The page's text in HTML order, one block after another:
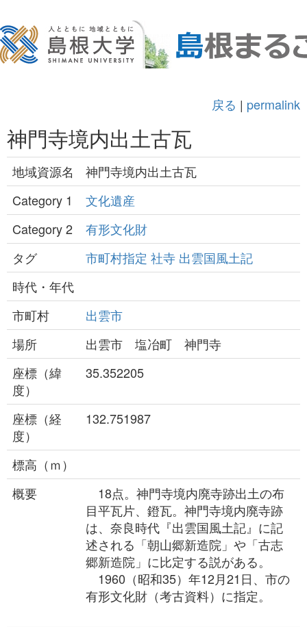
戻る | permalink
神門寺境内出土古瓦
地域資源名
神門寺境内出土古瓦
Category 1
文化遺産
Category 2
有形文化財
タグ
市町村指定 社寺 出雲国風土記
時代・年代
市町村
出雲市
場所
出雲市 塩冶町 神門寺
座標（緯
度）
35.352205
座標（経
度）
132.751987
標高（ｍ）
概要
18点。神門寺境内廃寺跡出土の布
目平瓦片、鐙瓦。神門寺境内廃寺跡
は、奈良時代『出雲国風土記』に記
述される「朝山郷新造院」や「古志
郷新造院」に比定する説がある。
1960（昭和35）年12月21日、市の
有形文化財（考古資料）に指定。